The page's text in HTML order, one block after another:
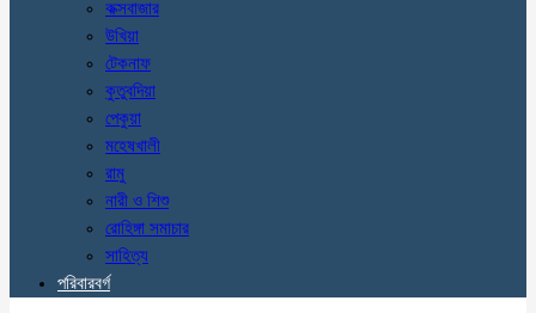
কক্সবাজার
উখিয়া
টেকনাফ
কুতুবদিয়া
পেকুয়া
মহেষখালী
রামু
নারী ও শিশু
রোহিঙ্গা সমাচার
সাহিত্য
পরিবারবর্গ